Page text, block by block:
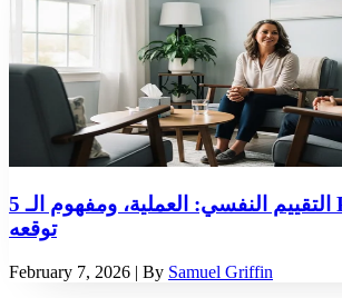
التقييم النفسي: العملية، ومفهوم الـ 5 P's وما يمكن
توقعه
February 7, 2026 | By Samuel Griffin